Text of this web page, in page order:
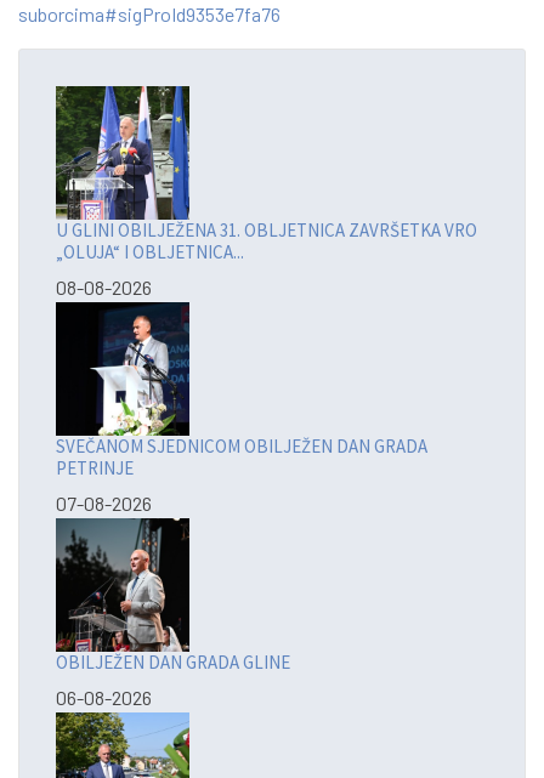
suborcima#sigProId9353e7fa76
U GLINI OBILJEŽENA 31. OBLJETNICA ZAVRŠETKA VRO
„OLUJA“ I OBLJETNICA...
08-08-2026
SVEČANOM SJEDNICOM OBILJEŽEN DAN GRADA
PETRINJE
07-08-2026
OBILJEŽEN DAN GRADA GLINE
06-08-2026